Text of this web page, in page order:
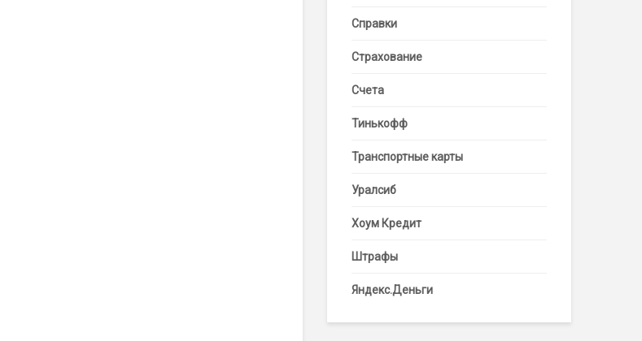
Справки
Страхование
Счета
Тинькофф
Транспортные карты
Уралсиб
Хоум Кредит
Штрафы
Яндекс.Деньги